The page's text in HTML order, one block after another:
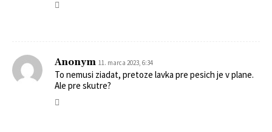
Anonym 11. marca 2023, 6:34
To nemusi ziadat, pretoze lavka pre pesich je v plane.
Ale pre skutre?